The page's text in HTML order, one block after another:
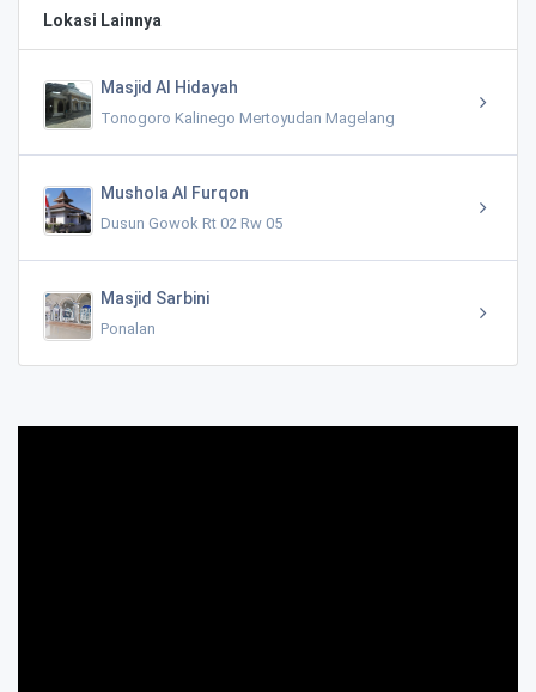
Lokasi Lainnya
Masjid Al Hidayah
Tonogoro Kalinego Mertoyudan Magelang
Mushola Al Furqon
Dusun Gowok Rt 02 Rw 05
Masjid Sarbini
Ponalan